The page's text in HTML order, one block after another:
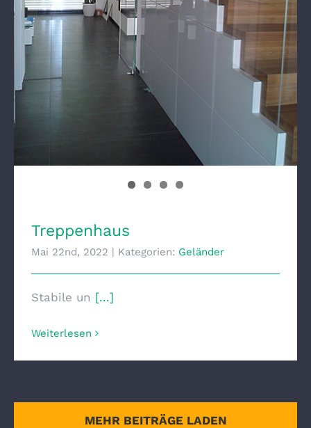
Treppenhaus
Treppenhaus
Mai 22nd, 2022 | Kategorien: Geländer
Stabile un [...]
Weiterlesen
MEHR BEITRÄGE LADEN